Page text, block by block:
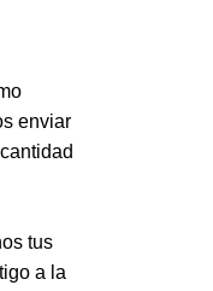
enviar
tus
a la